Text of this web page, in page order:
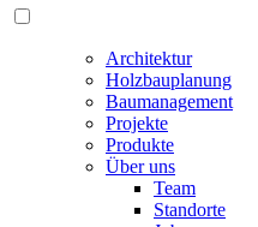
Architektur
Holzbauplanung
Baumanagement
Projekte
Produkte
Über uns
Team
Standorte